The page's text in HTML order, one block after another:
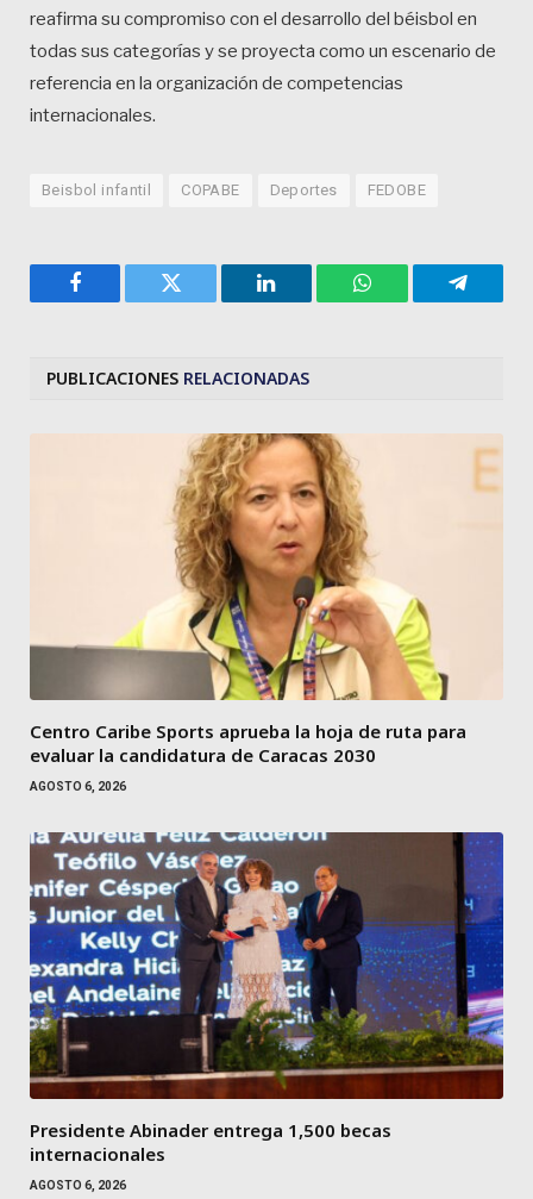
reafirma su compromiso con el desarrollo del béisbol en
todas sus categorías y se proyecta como un escenario de
referencia en la organización de competencias
internacionales.
Beisbol infantil COPABE Deportes FEDOBE
Facebook Twitter LinkedIn WhatsApp
PUBLICACIONES RELACIONADAS
Centro Caribe Sports aprueba la hoja de ruta para
evaluar la candidatura de Caracas 2030
AGOSTO 6, 2026
Presidente Abinader entrega 1,500 becas
internacionales
AGOSTO 6, 2026